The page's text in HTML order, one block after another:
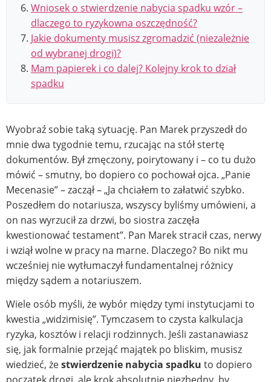
Wniosek o stwierdzenie nabycia spadku wzór –
dlaczego to ryzykowna oszczędność?
Jakie dokumenty musisz zgromadzić (niezależnie
od wybranej drogi)?
Mam papierek i co dalej? Kolejny krok to dział
spadku
Wyobraź sobie taką sytuację. Pan Marek przyszedł do
mnie dwa tygodnie temu, rzucając na stół stertę
dokumentów. Był zmęczony, poirytowany i – co tu dużo
mówić – smutny, bo dopiero co pochował ojca. „Panie
Mecenasie” – zaczął – „Ja chciałem to załatwić szybko.
Poszedłem do notariusza, wszyscy byliśmy umówieni, a
on nas wyrzucił za drzwi, bo siostra zaczęła
kwestionować testament”. Pan Marek stracił czas, nerwy
i wziął wolne w pracy na marne. Dlaczego? Bo nikt mu
wcześniej nie wytłumaczył fundamentalnej różnicy
między sądem a notariuszem.
Wiele osób myśli, że wybór między tymi instytucjami to
kwestia „widzimisię”. Tymczasem to czysta kalkulacja
ryzyka, kosztów i relacji rodzinnych. Jeśli zastanawiasz
się, jak formalnie przejąć majątek po bliskim, musisz
wiedzieć, żestwierdzenie nabycia spadku to dopiero